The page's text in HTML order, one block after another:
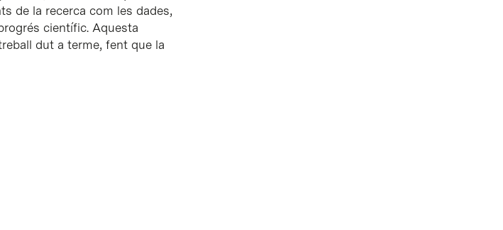
de la recerca com les dades,
científic. Aquesta
dut a terme, fent que la